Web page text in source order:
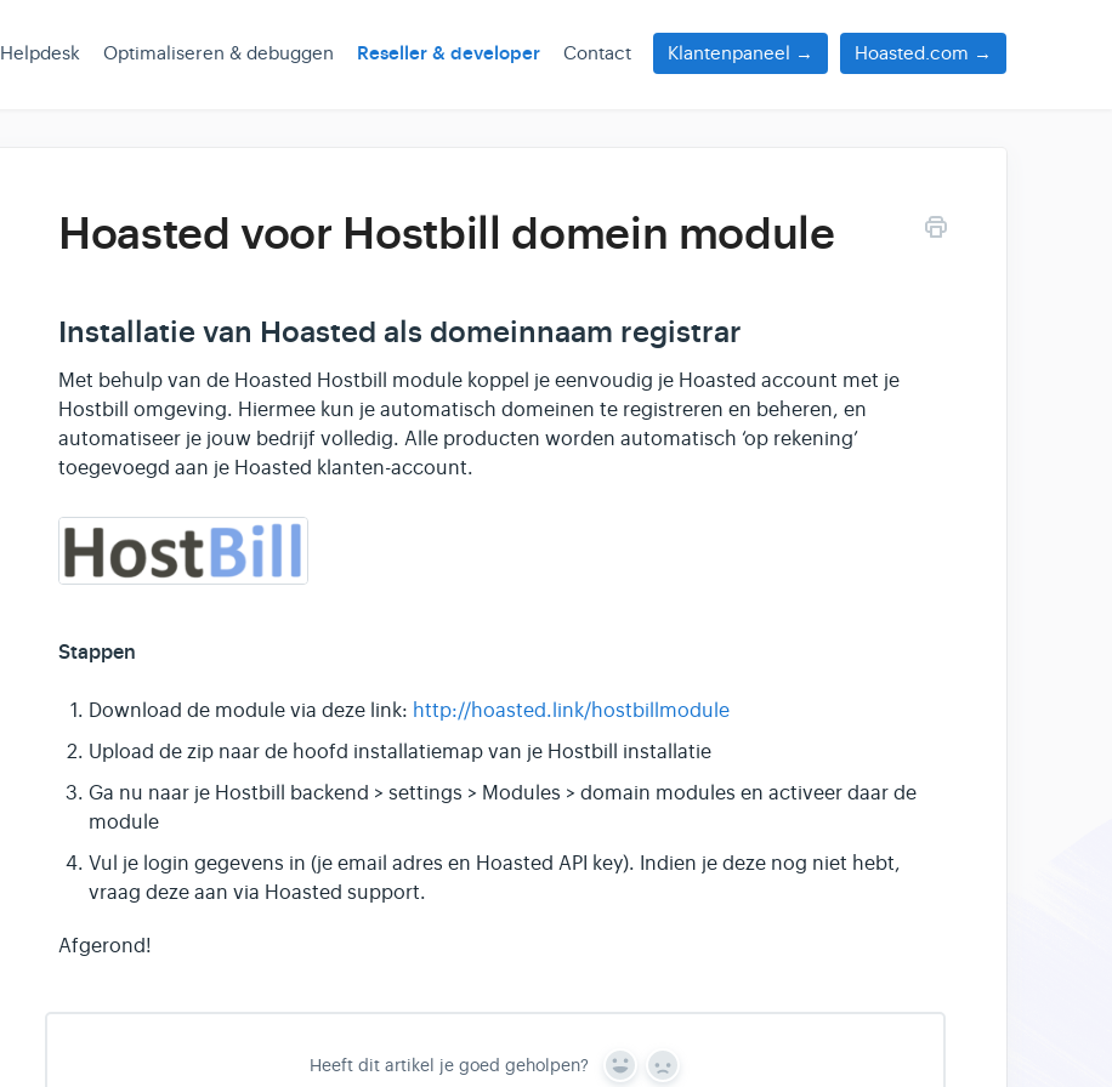
Helpdesk Optimaliseren & debuggen Reseller & developer Contact Klantenpaneel → Hoasted.com →
Hoasted voor Hostbill domein module
Installatie van Hoasted als domeinnaam registrar
Met behulp van de Hoasted Hostbill module koppel je eenvoudig je Hoasted account met je
Hostbill omgeving. Hiermee kun je automatisch domeinen te registreren en beheren, en
automatiseer je jouw bedrijf volledig. Alle producten worden automatisch ‘op rekening’
toegevoegd aan je Hoasted klanten-account.
Stappen
Download de module via deze link: http://hoasted.link/hostbillmodule
Upload de zip naar de hoofd installatiemap van je Hostbill installatie
Ga nu naar je Hostbill backend > settings > Modules > domain modules en activeer daar de
module
Vul je login gegevens in (je email adres en Hoasted API key). Indien je deze nog niet hebt,
vraag deze aan via Hoasted support.
Afgerond!
Heeft dit artikel je goed geholpen?
Y
N